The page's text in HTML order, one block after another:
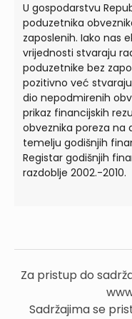
U gospodarstvu
poduzetnika
zaposlenih. Iako nas
vrijednosti stvaraju
poduzetnike bez
pozitivno već
dio nepodmirenih
prikaz financijskih
obveznika poreza na
temelju godišnjih
Registar godišnjih
razdoblje 2002.-2010.
Za pristup do
Sadržajima se